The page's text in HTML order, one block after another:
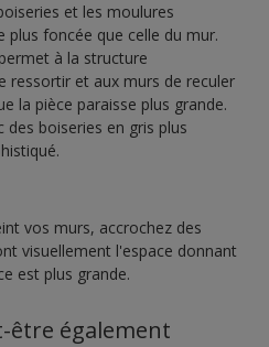
et les moulures
plus foncée que celle du mur.
à la structure
ressortir et aux murs de reculer
la pièce paraisse plus grande.
des boiseries en gris plus
vos murs, accrochez des
visuellement l'espace donnant
est plus grande.
être également